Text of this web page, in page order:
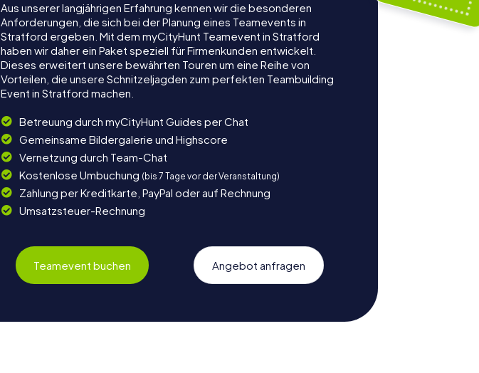
Aus unserer langjährigen Erfahrung kennen wir die besonderen
Anforderungen, die sich bei der Planung eines Teamevents in
Stratford ergeben. Mit dem myCityHunt Teamevent in Stratford
haben wir daher ein Paket speziell für Firmenkunden entwickelt.
Dieses erweitert unsere bewährten Touren um eine Reihe von
Vorteilen, die unsere Schnitzeljagden zum perfekten Teambuilding
Event in Stratford machen.
Betreuung durch myCityHunt Guides per Chat
Gemeinsame Bildergalerie und Highscore
Vernetzung durch Team-Chat
Kostenlose Umbuchung (bis 7 Tage vor der Veranstaltung)
Zahlung per Kreditkarte, PayPal oder auf Rechnung
Umsatzsteuer-Rechnung
Teamevent buchen Angebot anfragen